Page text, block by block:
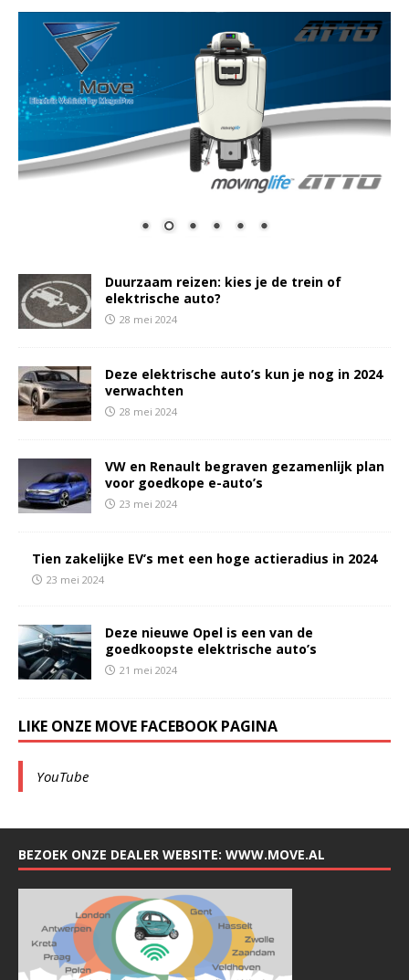
Duurzaam reizen: kies je de trein of
elektrische auto?
28 mei 2024
Deze elektrische auto’s kun je nog in 2024
verwachten
28 mei 2024
VW en Renault begraven gezamenlijk plan
voor goedkope e-auto’s
23 mei 2024
Tien zakelijke EV’s met een hoge actieradius in 2024
23 mei 2024
Deze nieuwe Opel is een van de
goedkoopste elektrische auto’s
21 mei 2024
LIKE ONZE MOVE FACEBOOK PAGINA
YouTube
BEZOEK ONZE DEALER WEBSITE: WWW.MOVE.AL